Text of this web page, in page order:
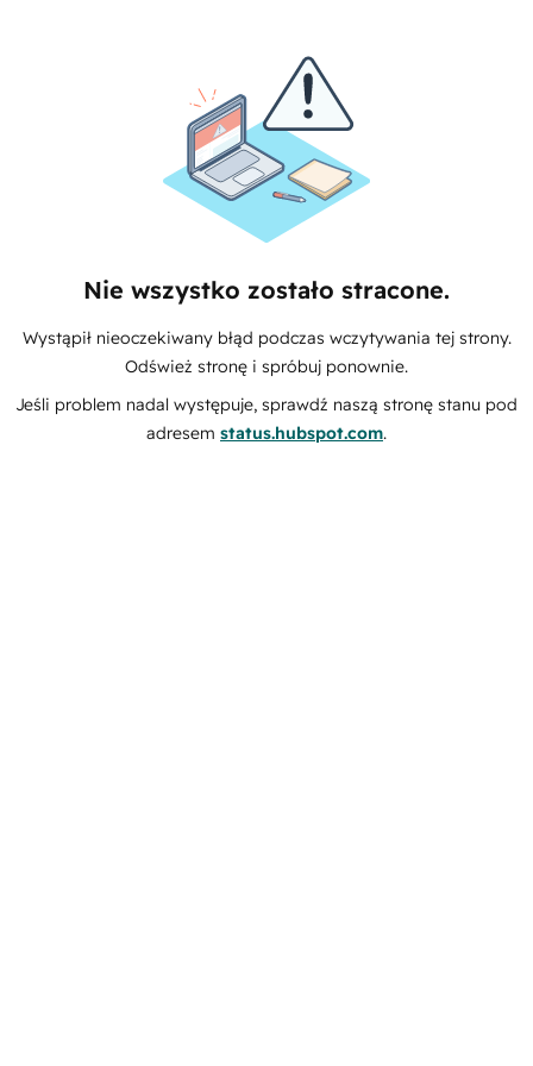
Nie wszystko zostało stracone.
Wystąpił nieoczekiwany błąd podczas wczytywania tej strony.
Odśwież stronę i spróbuj ponownie.
Jeśli problem nadal występuje, sprawdź naszą stronę stanu pod
adresem status.hubspot.com.